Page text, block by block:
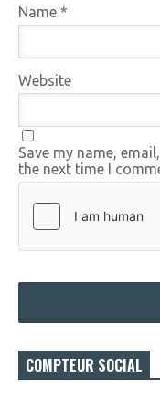
Name *
Website
Save my name,
the next time I
COMPTEUR SOCIAL